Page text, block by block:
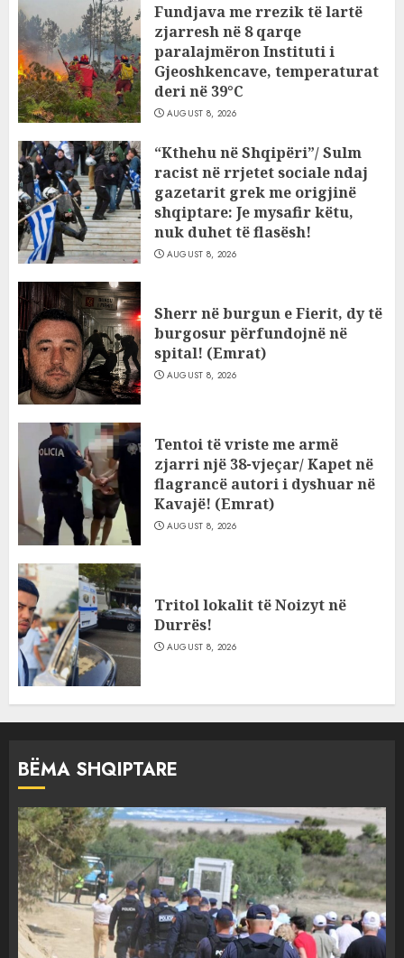
Fundjava me rrezik të lartë
zjarresh në 8 qarqe
paralajmëron Instituti i
Gjeoshkencave, temperaturat
deri në 39°C
AUGUST 8, 2026
“Kthehu në Shqipëri”/ Sulm
racist në rrjetet sociale ndaj
gazetarit grek me origjinë
shqiptare: Je mysafir këtu,
nuk duhet të flasësh!
AUGUST 8, 2026
Sherr në burgun e Fierit, dy të
burgosur përfundojnë në
spital! (Emrat)
AUGUST 8, 2026
Tentoi të vriste me armë
zjarri një 38-vjeçar/ Kapet në
flagrancë autori i dyshuar në
Kavajë! (Emrat)
AUGUST 8, 2026
Tritol lokalit të Noizyt në
Durrës!
AUGUST 8, 2026
BËMA SHQIPTARE